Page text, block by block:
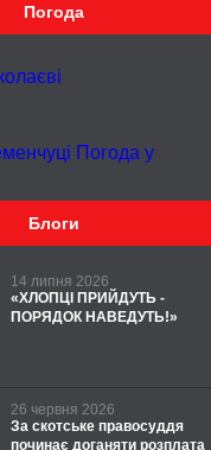
Погода
Погода у
Блоги
14 липня 2026
«ХЛОПЦІ ПРИЙДУТЬ -
ПОРЯДОК НАВЕДУТЬ!»
26 червня 2026
За скотське правосуддя
починає доганяти розплата